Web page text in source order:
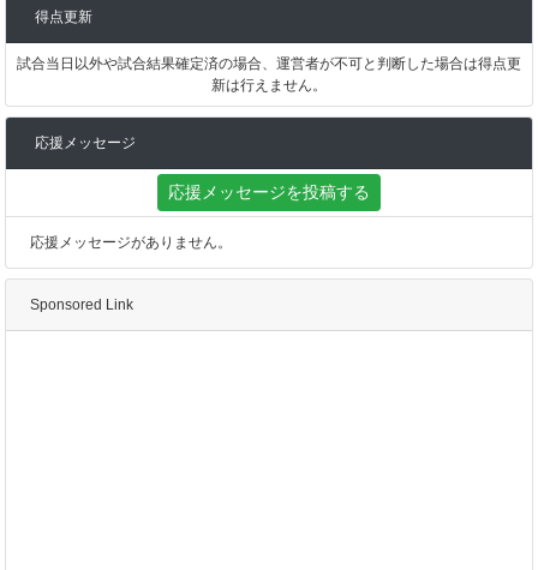
得点更新
試合当日以外や試合結果確定済の場合、運営者が不可と判断した場合は得点更
新は行えません。
応援メッセージ
応援メッセージを投稿する
応援メッセージがありません。
Sponsored Link